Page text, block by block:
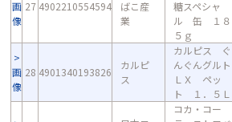
画
像
27 4902210554594
ばこ産
業
糖スペシャ
ル 缶 １８
５ｇ
画
像
28 4901340193826
カルピ
ス
カルピス ぐ
んぐんグルト
ＬＸ ペッ
ト １．５Ｌ
コカ・コー